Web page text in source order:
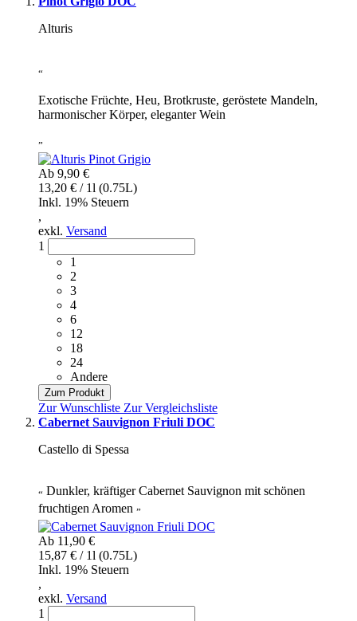
Alturis
“
Exotische Früchte, Heu, Brotkruste, geröstete Mandeln,
harmonischer Körper, eleganter Wein
”
Ab 9,90 €
13,20 € / 1l (0.75L)
Inkl. 19% Steuern
,
exkl. Versand
1
1
2
3
4
6
12
18
24
Andere
Zum Produkt
Zur Wunschliste Zur Vergleichsliste
Cabernet Sauvignon Friuli DOC
Castello di Spessa
“ Dunkler, kräftiger Cabernet Sauvignon mit schönen
fruchtigen Aromen ”
Ab 11,90 €
15,87 € / 1l (0.75L)
Inkl. 19% Steuern
,
exkl. Versand
1